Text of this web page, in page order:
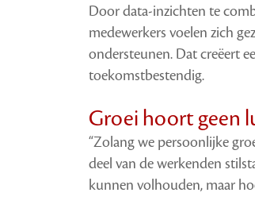
Door data-inzichten te
medewerkers voelen zich
ondersteunen. Dat creëert
toekomstbestendig.
Groei hoort geen
“Zolang we persoonlijke
deel van de werkenden
kunnen volhouden, maar